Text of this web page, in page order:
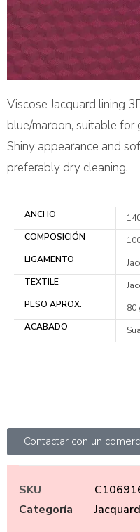
Viscose Jacquard lining
blue/maroon, suitable for
Shiny appearance and
preferably dry cleaning.
ANCHO
COMPOSICIÓN
LIGAMENTO
TEXTILE
PESO APROX.
80
ACABADO
Contactar con un
SKU
Categoría
Jacquard